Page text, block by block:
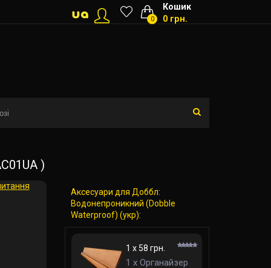
Кошик
0 0 грн.
)
Аксесуари для Доббл:
Водонепроникний (Dobble
Waterproof) (укр):
1 x 58 грн.
1 x Органайзер